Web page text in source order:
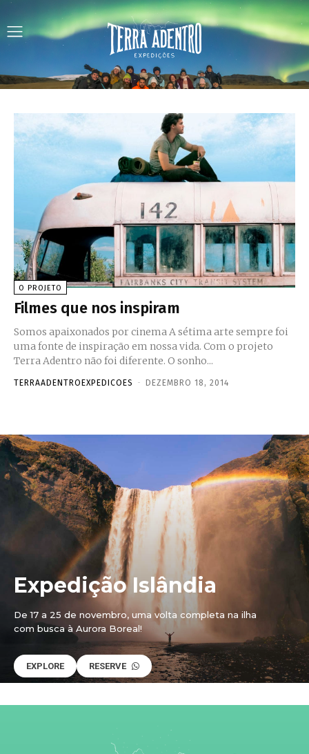
O PROJETO
Filmes que nos inspiram
Somos apaixonados por cinema A sétima arte sempre foi
uma fonte de inspiração em nossa vida. Com o projeto
Terra Adentro não foi diferente. O sonho...
TERRAADENTROEXPEDICOES - DEZEMBRO 18, 2014
Expedição Islândia
De 17 a 25 de novembro, uma volta completa na ilha
com busca à Aurora Boreal!
EXPLORE RESERVE